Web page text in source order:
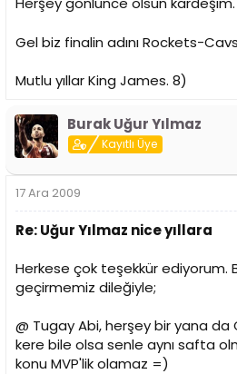
Gel biz finalin adını Rockets-
Mutlu yıllar King James. 8)
Burak Uğur Yılmaz
Kayıtlı Üye
17 Ara 2009
Re: Uğur Yılmaz nice yıllara
Herkese çok teşekkür ediyorum.
geçirmemiz dileğiyle;
@ Tugay Abi, herşey bir yana da
kere bile olsa senle aynı safta
konu MVP'lik olamaz =)